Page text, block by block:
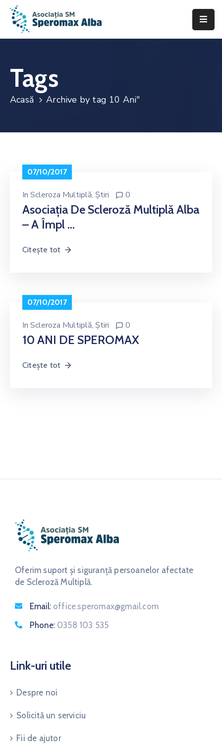
Scleroza
Asistență
ajutor
Noutăți
Contact
Tags
Acasă Archive by tag 10 Ani"
07/10/2017
In Scleroza Multiplă‚ Știri 0
Asociația De Scleroză Multiplă Alba
– A Împl …
Citește tot
07/10/2017
In Scleroza Multiplă‚ Știri 0
10 ANI DE SPEROMAX
Citește tot
Oferim suport și siguranță persoanelor afectate
de Scleroză Multiplă.
Email: office.speromax@gmail.com
Phone: 0358 103 535
Link-uri utile
Despre noi
Solicită un serviciu
Fii de ajutor